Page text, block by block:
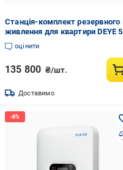
Станція-комплект резервного
живлення для квартири DEYE 5
KW до 8 годин автономного
живлення
оцінити
135 800 ₴/шт.
Доставимо